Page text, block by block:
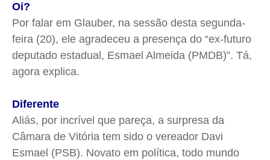
Oi?
Por falar em Glauber, na sessão desta segunda-
feira (20), ele agradeceu a presença do “ex-futuro
deputado estadual, Esmael Almeida (PMDB)”. Tá,
agora explica.
Diferente
Aliás, por incrível que pareça, a surpresa da
Câmara de Vitória tem sido o vereador Davi
Esmael (PSB). Novato em política, todo mundo